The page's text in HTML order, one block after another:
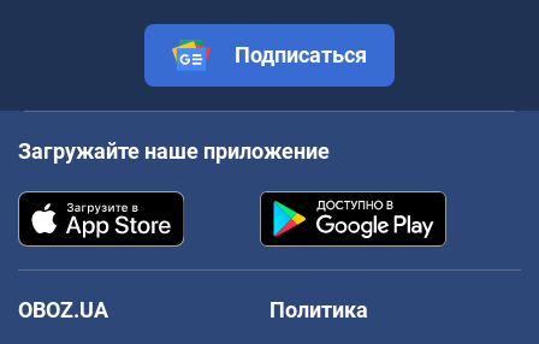
Подписаться
Загружайте наше приложение
OBOZ.UA
Политика